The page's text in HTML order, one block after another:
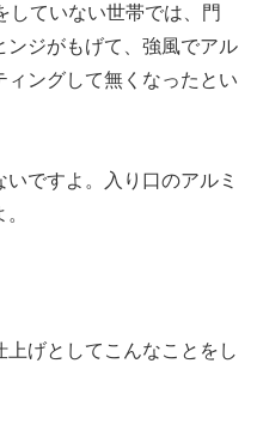
していない世帯では、門
ンジがもげて、強風でアル
ィングして無くなったとい
ですよ。入り口のアルミ
げとしてこんなことをし